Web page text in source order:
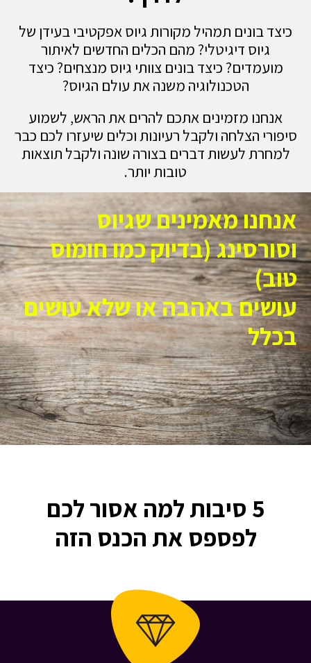
בונים תמהיל מקורות גיוס אפקטיבי בעידן של
דיגיטלי? מהם הכלים החדשים לאיתור
כיצד בונים צוותי גיוס מנצחים? כיצד
הטכנולוגיה משנה את עולם הגיוס?
מזמינים אתכם להרים את הראש, לשמוע
הצלחה ולקבל רעיונות וכלים שיעזרו לכם כבר
לעשות דברים בצורה שונה ולקבל תוצאות
טובות יותר.
מאמינים שגיוס
(בדיוק כמו חומוס
באהבה או שלא עושים
5 סיבות למה אסור לכם
לפספס את הכנס הזה